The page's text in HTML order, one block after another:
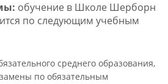
обучение в Школе Шерборн
по следующим учебным
среднего образования,
по обязательным